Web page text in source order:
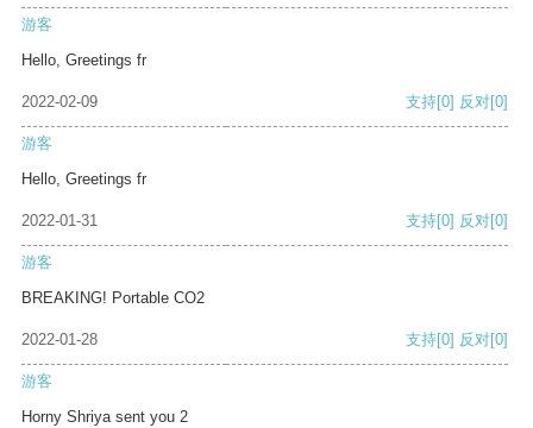
游客
Hello, Greetings fr
2022-02-09 支持[0] 反对[0]
游客
Hello, Greetings fr
2022-01-31 支持[0] 反对[0]
游客
BREAKING! Portable CO2
2022-01-28 支持[0] 反对[0]
游客
Horny Shriya sent you 2